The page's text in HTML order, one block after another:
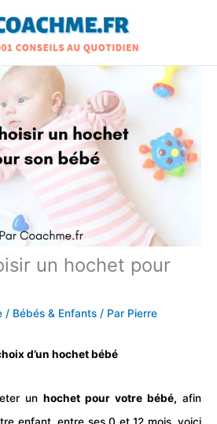
un hochet pour
/ Bébés & Enfants / Par Pierre
d’un hochet bébé
un hochet pour votre bébé, afin
enfant, entre ses 0 et 12 mois, voici